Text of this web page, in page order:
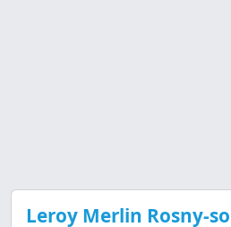
Leroy Merlin Rosny-